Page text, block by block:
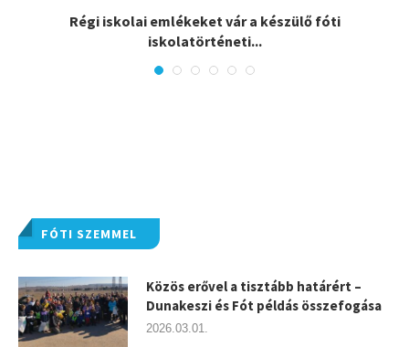
Régi iskolai emlékeket vár a készülő fóti
iskolatörténeti...
FÓTI SZEMMEL
Közös erővel a tisztább határért –
Dunakeszi és Fót példás összefogása
2026.03.01.